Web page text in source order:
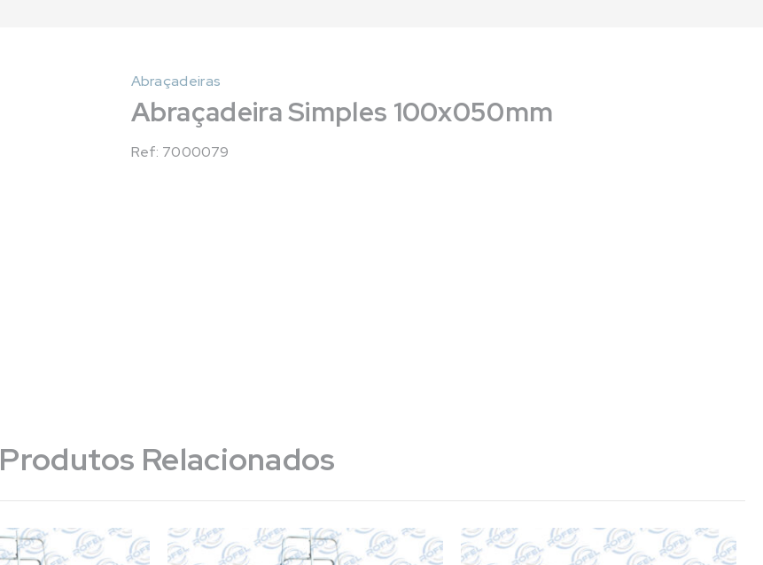
Abraçadeiras
Abraçadeira Simples 100x050mm
Ref: 7000079
Produtos Relacionados